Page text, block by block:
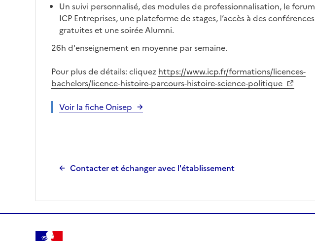
Un suivi personnalisé, des modules de professionnalisation, le forum
ICP Entreprises, une plateforme de stages, l’accès à des conférences
gratuites et une soirée Alumni.
26h d'enseignement en moyenne par semaine.
Pour plus de détails: cliquez https://www.icp.fr/formations/licences-
bachelors/licence-histoire-parcours-histoire-science-politique
Voir la fiche Onisep
Contacter et échanger avec l'établissement